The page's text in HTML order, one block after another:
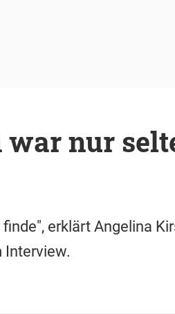
nur
erklärt Angelina
Interview.